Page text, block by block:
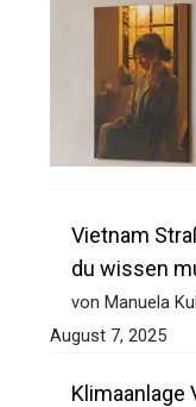
Vietnam
du wissen
von Manuela
August 7, 2025
Klimaanlage